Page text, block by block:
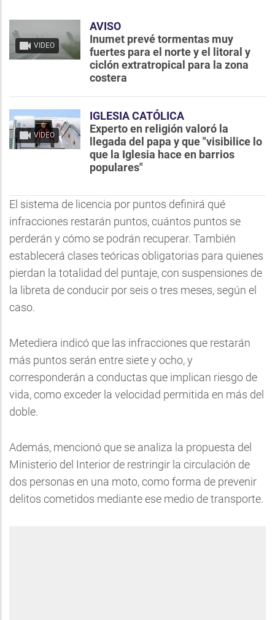
VIDEO
AVISO
Inumet prevé tormentas muy
fuertes para el norte y el litoral y
ciclón extratropical para la zona
costera
VIDEO
IGLESIA CATÓLICA
Experto en religión valoró la
llegada del papa y que "visibilice lo
que la Iglesia hace en barrios
populares"
El sistema de licencia por puntos definirá qué
infracciones restarán puntos, cuántos puntos se
perderán y cómo se podrán recuperar. También
establecerá clases teóricas obligatorias para quienes
pierdan la totalidad del puntaje, con suspensiones de
la libreta de conducir por seis o tres meses, según el
caso.
Metediera indicó que las infracciones que restarán
más puntos serán entre siete y ocho, y
corresponderán a conductas que implican riesgo de
vida, como exceder la velocidad permitida en más del
doble.
Además, mencionó que se analiza la propuesta del
Ministerio del Interior de restringir la circulación de
dos personas en una moto, como forma de prevenir
delitos cometidos mediante ese medio de transporte.